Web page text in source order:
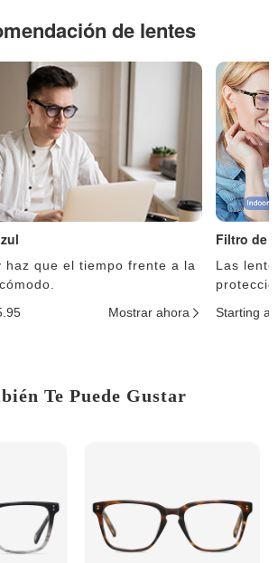
de lentes
haz que el tiempo frente a la
Mostrar ahora
Filtro de
Las
Starting at
Te Puede Gustar